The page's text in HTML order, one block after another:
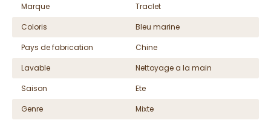
Marque
Traclet
Coloris
Bleu marine
Pays de fabrication
Chine
Lavable
Nettoyage a la main
Saison
Ete
Genre
Mixte